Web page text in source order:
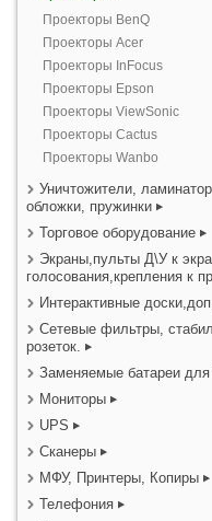
Проекторы BenQ
Проекторы Acer
Проекторы InFocus
Проекторы Epson
Проекторы ViewSonic
Проекторы Cactus
Проекторы Wanbo
Уничтожители,
обложки, пружинки
Торговое оборудование
Экраны,пульты Д\У к
голосования,крепления к
Интерактивные
Сетевые фильтры,
розеток.
Заменяемые батареи для
Мониторы
UPS
Сканеры
МФУ, Принтеры, Копиры
Телефония